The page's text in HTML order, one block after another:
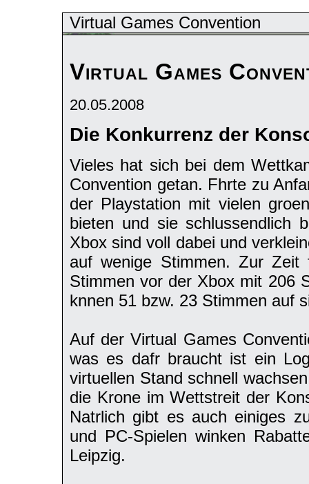
Virtual Games Convention
Virtual Games
20.05.2008
Die Konkurrenz der
Vieles hat sich bei dem
Convention getan. Fhrte zu
der Playstation mit vielen
bieten und sie schlussendlich
Xbox sind voll dabei und
auf wenige Stimmen. Zur
Stimmen vor der Xbox mit 206
knnen 51 bzw. 23 Stimmen auf
Auf der Virtual Games
was es dafr braucht ist ein
virtuellen Stand schnell
die Krone im Wettstreit der
Natrlich gibt es auch einiges
und PC-Spielen winken
Leipzig.